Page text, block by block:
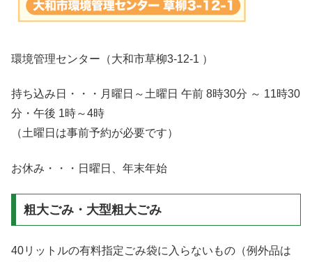
環境管理センター（大和市草柳3-12-1 ）
持ち込み日・・・月曜日～土曜日 午前 8時30分 ～ 11時30
分・午後 1時～4時
（土曜日は事前予約が必要です）
お休み・・・日曜日、年末年始
粗大ごみ・大型粗大ごみ
40リットルの有料指定ごみ袋に入らないもの（例外品は